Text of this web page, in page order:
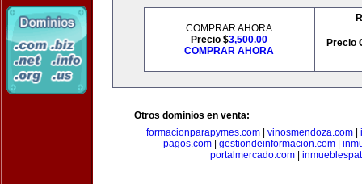
COMPRAR AHORA
Precio $3,500.00
COMPRAR AHORA
Precio
Otros dominios en venta:
formacionparapymes.com| vinosmendoza.com|
pagos.com| gestiondeinformacion.com|
portalmercado.com